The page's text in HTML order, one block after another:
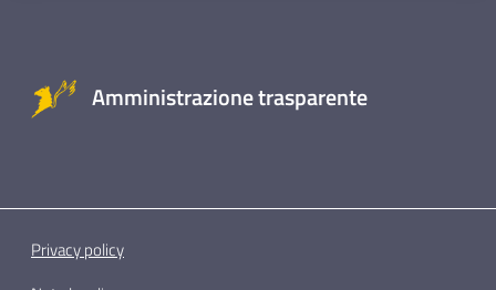
Amministrazione trasparente
Privacy policy